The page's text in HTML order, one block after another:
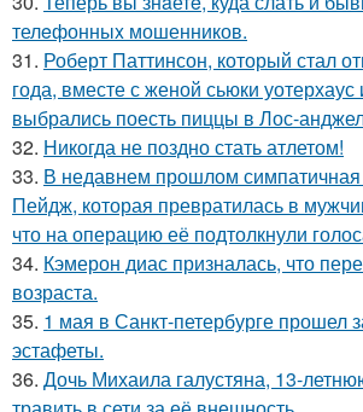
телeфонныx мошенников.
31. Роберт Паттинсон, который стал
года, вместе с женой сьюки
выбрались поесть пиццы в Лос-
32. Никогда не поздно стать атлетом!
33. В недавнем прошлом симпатичная
Пейдж, которая превратилась в
что на операцию её подтолкнули
34. Кэмерон диас призналась, что
возраста.
35. 1 мая в Санкт-петербурге прошел
эстафеты.
36. Дочь Михаила галустяна, 13-